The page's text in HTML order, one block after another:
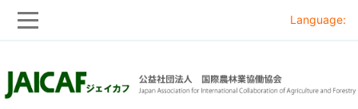
to
to
Language: